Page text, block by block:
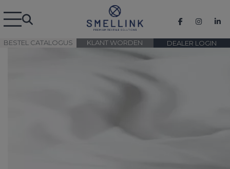
BESTEL CATALOGUS DEALER LOGIN
KLANT WORDEN